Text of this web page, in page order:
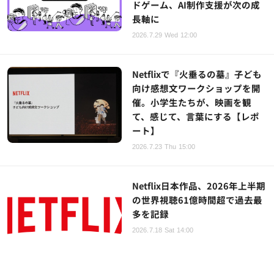
ドゲーム、AI制作支援が次の成
長軸に
2026.7.29 Wed 12:00
Netflixで『火垂るの墓』子ども
向け感想文ワークショップを開
催。小学生たちが、映画を観
て、感じて、言葉にする【レポ
ート】
2026.7.23 Thu 15:00
Netflix日本作品、2026年上半期
の世界視聴61億時間超で過去最
多を記録
2026.7.18 Sat 14:00